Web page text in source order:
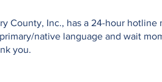
County, Inc., has a 24-hour
native language and wait
you.